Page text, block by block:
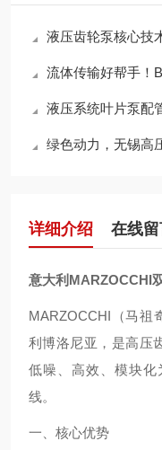
液压齿轮泵核心技
流体传输好帮手！
液压系统叶片泵配
绿色动力，无锡高
详细介绍 在线
意大利MARZOCCHI
MARZOCCHI（马祖
利博洛尼亚，是高压
低噪、高效、模块
线。
一、核心优势